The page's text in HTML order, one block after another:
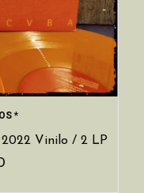
*
2022 Vinilo / 2 LP